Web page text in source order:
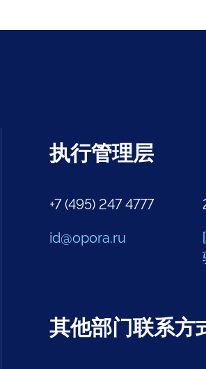
执行管理层
+7 (495) 247 4777
id@opora.ru
其他部门联系方